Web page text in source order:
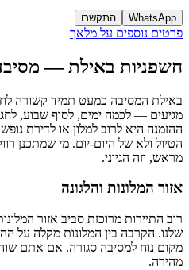
WhatsApp התקשרו
פרטים נוספים על מלאך
חשפניות באילת —
באילת המסיבה כמעט תמיד קשורה
מגיעים — לכמה ימים, לסוף שבוע,
ההזמנה היא לרוב למלון או לדירת
הטיול ולא של היום-יום. מי שמתכנן
מראש, וזה הגיוני.
אזור המלונות והלגונה
רוב התיירות מרוכזת סביב אזור
שלנו. הקרבה בין המלונות מקלה על
מקום נוח למסיבה סגורה. אם אתם
מהירה.